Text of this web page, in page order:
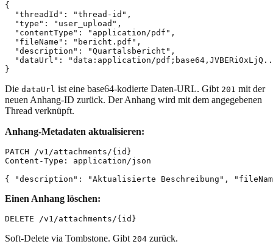
{
  "threadId": "thread-id",
  "type": "user_upload",
  "contentType": "application/pdf",
  "fileName": "bericht.pdf",
  "description": "Quartalsbericht",
"dataUrl": "data:application/
Die dataUrl ist eine base64-kodierte Daten-URL. Gibt 201 mit der
neuen Anhang-ID zurück. Der Anhang wird mit dem angegebenen
Thread verknüpft.
Anhang-Metadaten aktualisieren:
PATCH /v1/attachments/{id}
Content-Type: application/json
Einen Anhang löschen:
Soft-Delete via Tombstone. Gibt 204 zurück.